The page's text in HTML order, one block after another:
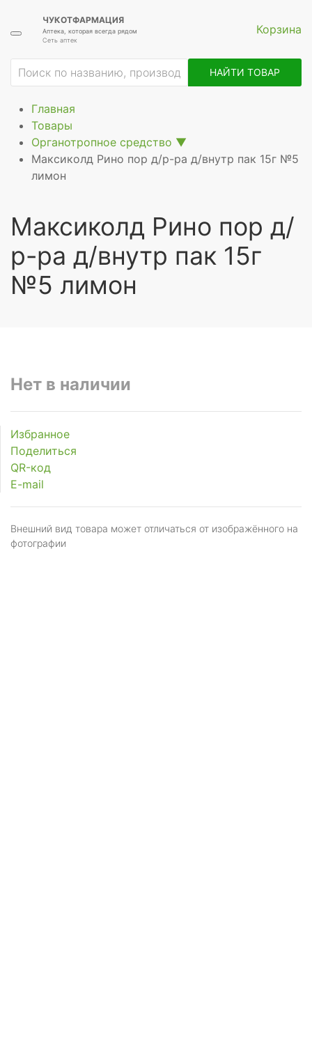
ЧУКОТФАРМАЦИЯ
Аптека, которая всегда рядом
Сеть аптек
Корзина
НАЙТИ ТОВАР
Главная
Товары
Органотропное средство ▼
Максиколд Рино пор д/р-ра д/внутр пак 15г №5
лимон
Максиколд Рино пор д/
р-ра д/внутр пак 15г
№5 лимон
Нет в наличии
Избранное
Поделиться
QR-код
E-mail
Внешний вид товара может отличаться от изображённого на
фотографии